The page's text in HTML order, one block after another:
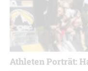
Athleten Porträt: